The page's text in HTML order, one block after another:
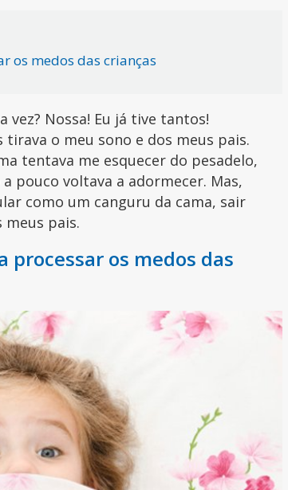
os medos das crianças
vez? Nossa! Eu já tive tantos!
o meu sono e dos meus pais.
tentava me esquecer do pesadelo,
pouco voltava a adormecer. Mas,
como um canguru da cama, sair
pais.
processar os medos das